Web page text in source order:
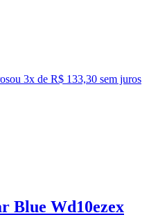
ou 3x de R$ 133,30 sem juros
Blue Wd10ezex